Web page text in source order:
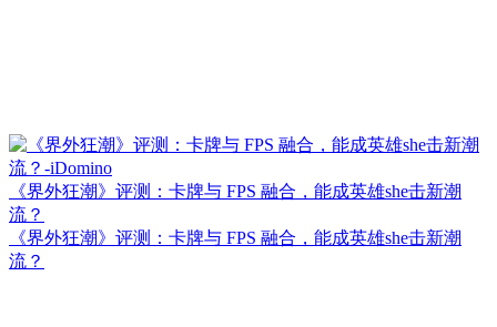
《界外狂潮》评测：卡牌与 FPS 融合，能成英雄she击新潮
流？
《界外狂潮》评测：卡牌与 FPS 融合，能成英雄she击新潮
流？